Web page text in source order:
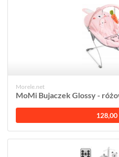
Morele.net
MoMi Bujaczek Glossy -
128,00